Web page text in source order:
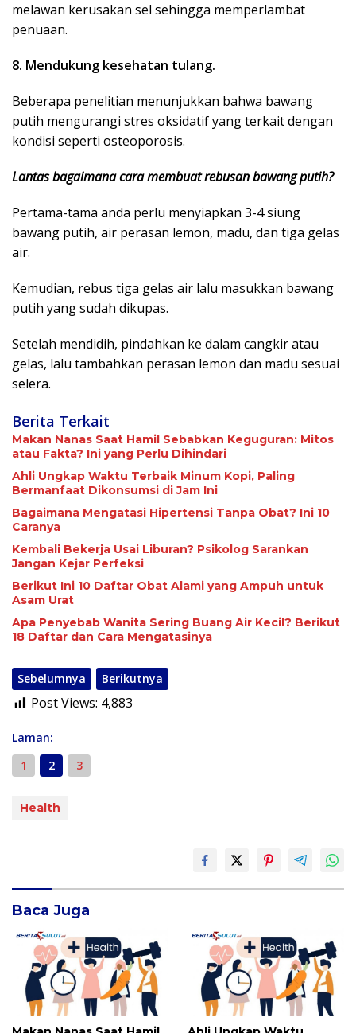
melawan kerusakan sel sehingga memperlambat
penuaan.
8. Mendukung kesehatan tulang.
Beberapa penelitian menunjukkan bahwa bawang
putih mengurangi stres oksidatif yang terkait dengan
kondisi seperti osteoporosis.
Lantas bagaimana cara membuat rebusan bawang putih?
Pertama-tama anda perlu menyiapkan 3-4 siung
bawang putih, air perasan lemon, madu, dan tiga gelas
air.
Kemudian, rebus tiga gelas air lalu masukkan bawang
putih yang sudah dikupas.
Setelah mendidih, pindahkan ke dalam cangkir atau
gelas, lalu tambahkan perasan lemon dan madu sesuai
selera.
Berita Terkait
Makan Nanas Saat Hamil Sebabkan Keguguran: Mitos
atau Fakta? Ini yang Perlu Dihindari
Ahli Ungkap Waktu Terbaik Minum Kopi, Paling
Bermanfaat Dikonsumsi di Jam Ini
Bagaimana Mengatasi Hipertensi Tanpa Obat? Ini 10
Caranya
Kembali Bekerja Usai Liburan? Psikolog Sarankan
Jangan Kejar Perfeksi
Berikut Ini 10 Daftar Obat Alami yang Ampuh untuk
Asam Urat
Apa Penyebab Wanita Sering Buang Air Kecil? Berikut
18 Daftar dan Cara Mengatasinya
Sebelumnya Berikutnya
Post Views: 4,883
Laman:
1
2 3
Health
Baca Juga